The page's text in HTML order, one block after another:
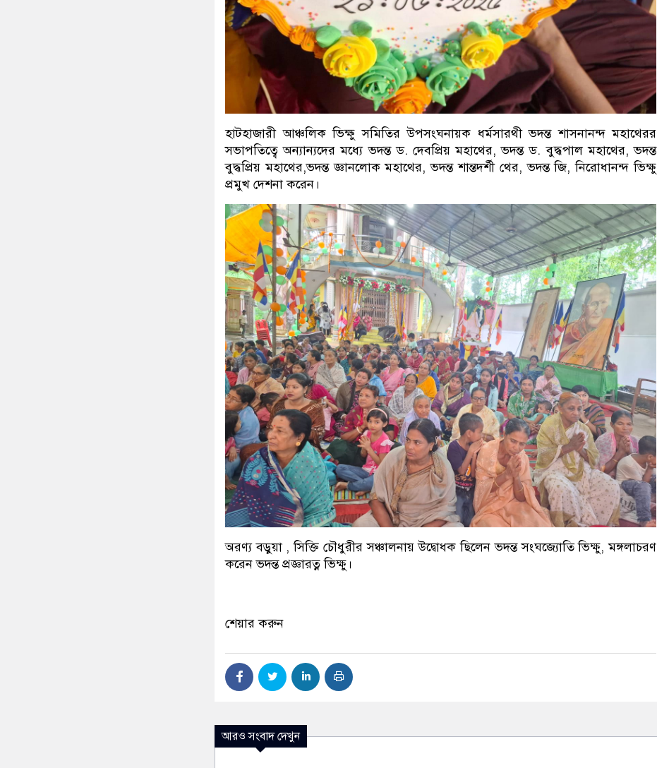
হাটহাজারী আঞ্চলিক ভিক্ষু সমিতির উপসংঘনায়ক ধর্মসারথী ভদন্ত শাসনানন্দ মহাথেরর
সভাপতিত্বে অন্যান্যদের মধ্যে ভদন্ত ড. দেবপ্রিয় মহাথের, ভদন্ত ড. বুদ্ধপাল মহাথের, ভদন্ত
বুদ্ধপ্রিয় মহাথের,ভদন্ত জ্ঞানলোক মহাথের, ভদন্ত শান্তদর্শী থের, ভদন্ত জি, নিরোধানন্দ ভিক্ষু
প্রমুখ দেশনা করেন।
অরণ্য বড়ুয়া , সিক্তি চৌধুরীর সঞ্চালনায় উদ্বোধক ছিলেন ভদন্ত সংঘজ্যোতি ভিক্ষু, মঙ্গলাচরণ
করেন ভদন্ত প্রজ্ঞারত্ন ভিক্ষু।
শেয়ার করুন
আরও সংবাদ দেখুন